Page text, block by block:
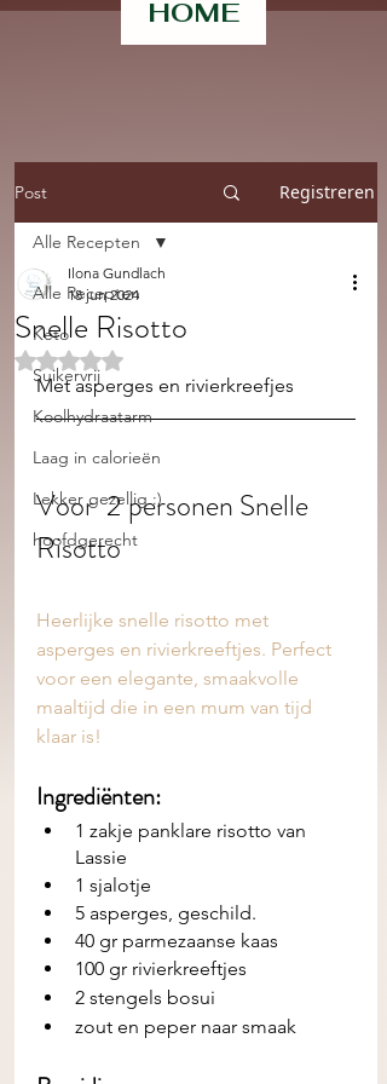
HOME
Post Registreren
Alle Recepten
Keto
Suikervrij
Koolhydraatarm
Laag in calorieën
Lekker gezellig :)
hoofdgerecht
Alle Recepten
Snelle Risotto
Ilona Gundlach
18 jun 2024
Beoordeeld met NaN uit 5 sterren.
Met asperges en rivierkreefjes
Voor  2 personen Snelle
Risotto
Heerlijke snelle risotto met
asperges en rivierkreeftjes. Perfect
voor een elegante, smaakvolle
maaltijd die in een mum van tijd
klaar is!
Ingrediënten:
1 zakje panklare risotto van
Lassie
1 sjalotje
5 asperges, geschild.
40 gr parmezaanse kaas
100 gr rivierkreeftjes
2 stengels bosui
zout en peper naar smaak